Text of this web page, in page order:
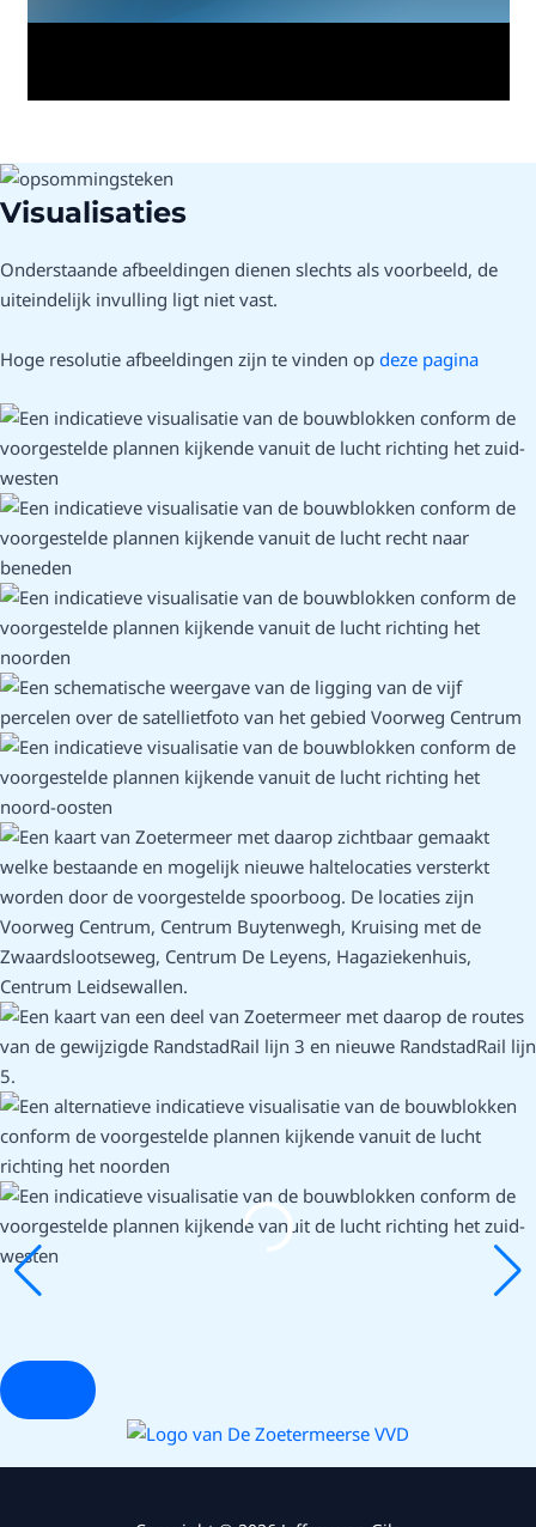
Visualisaties
Onderstaande afbeeldingen dienen slechts als voorbeeld, de
uiteindelijk invulling ligt niet vast.
Hoge resolutie afbeeldingen zijn te vinden op deze pagina